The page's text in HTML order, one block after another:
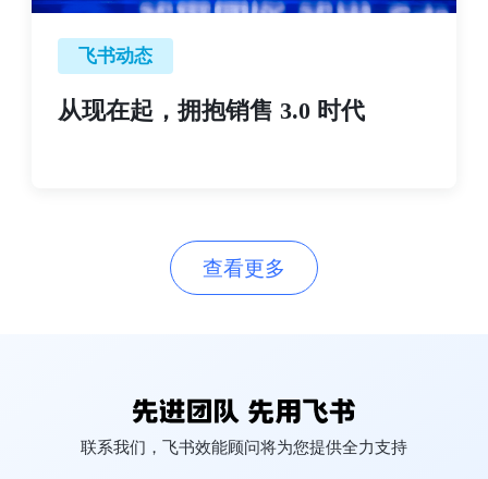
飞书动态
从现在起，拥抱销售 3.0 时代
查看更多
联系我们，飞书效能顾问将为您提供全力支持